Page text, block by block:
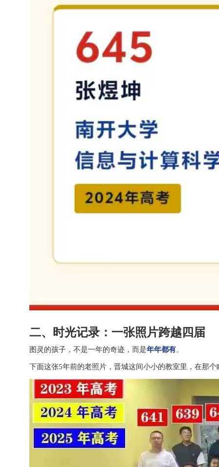
二、时光记录：一张照片跨越四届
图灵的孩子，不是一年的奇迹，而是年年都有。
下面这张5年前的老照片，晋城这间小小的教室里，在那